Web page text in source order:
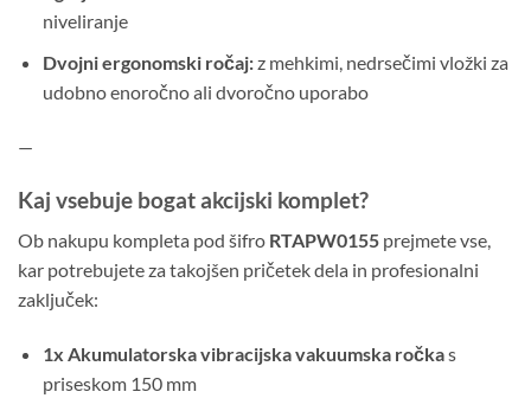
niveliranje
Dvojni ergonomski ročaj:z mehkimi, nedrsečimi vložki za
udobno enoročno ali dvoročno uporabo
—
Kaj vsebuje bogat akcijski komplet?
Ob nakupu kompleta pod šifro RTAPW0155 prejmete vse,
kar potrebujete za takojšen pričetek dela in profesionalni
zaključek:
1x Akumulatorska vibracijska vakuumska ročkas
priseskom 150 mm